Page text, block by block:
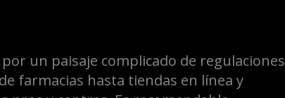
un paisaje complicado de regulaciones
farmacias hasta tiendas en línea y